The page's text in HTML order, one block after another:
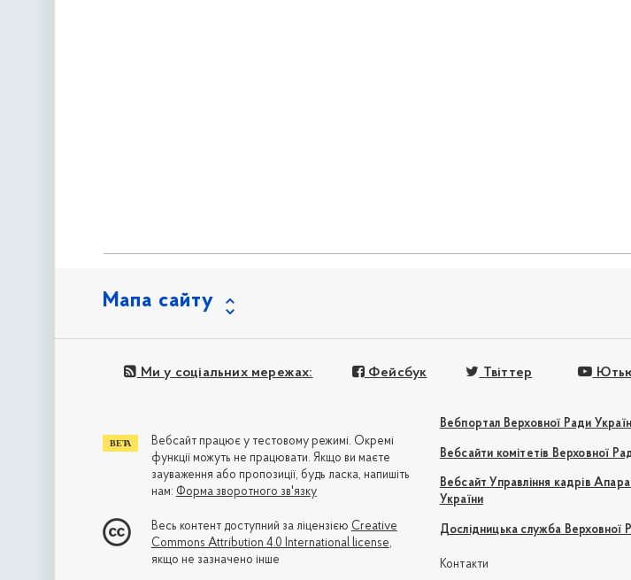
Мапа сайту
Ми у соціальних мережах: Фейсбук Твіттер
Вебпортал Верховної Ради
Вебсайти комітетів Верховної
Вебсайт Управління кадрів
України
Дослідницька служба Верховної
Контакти
Вебсайт працює у тестовому режимі. Окремі
функції можуть не працювати. Якщо ви маєте
зауваження або пропозиції, будь ласка, напишіть
нам: Форма зворотного зв'язку
Весь контент доступний за ліцензією Creative
Commons Attribution 4.0 International license,
якщо не зазначено інше